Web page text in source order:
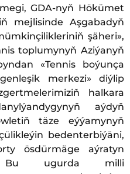
GDA-nyň Hökümet
mejlisinde Aşgabadyň
şäheri»,
toplumynyň Aziýanyň
«Tennis boýunça
merkezi» diýlip
halkara
aýdyň
täze eýýamynyň
bedenterbiýäni,
ösdürmäge aýratyn
Bu ugurda milli